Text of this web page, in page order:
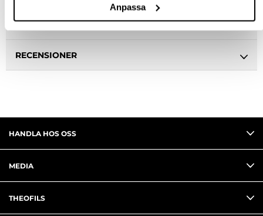
Anpassa
FRÅGA OM PRODUKT
RECENSIONER
HANDLA HOS OSS
MEDIA
THEOFILS